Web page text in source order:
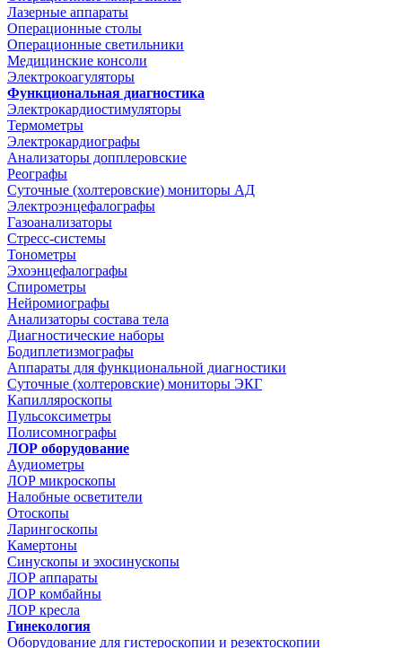
Лазерные аппараты
Операционные столы
Операционные светильники
Медицинские консоли
Электрокоагуляторы
Функциональная диагностика
Электрокардиостимуляторы
Термометры
Электрокардиографы
Анализаторы допплеровские
Реографы
Суточные (холтеровские) мониторы АД
Электроэнцефалографы
Газоанализаторы
Стресс-системы
Тонометры
Эхоэнцефалографы
Спирометры
Нейромиографы
Анализаторы состава тела
Диагностические наборы
Бодиплетизмографы
Аппараты для функциональной диагностики
Суточные (холтеровские) мониторы ЭКГ
Капилляроскопы
Пульсоксиметры
Полисомнографы
ЛОР оборудование
Аудиометры
ЛОР микроскопы
Налобные осветители
Отоскопы
Ларингоскопы
Камертоны
Синускопы и эхосинускопы
ЛОР аппараты
ЛОР комбайны
ЛОР кресла
Гинекология
Оборудование для гистероскопии и резектоскопии